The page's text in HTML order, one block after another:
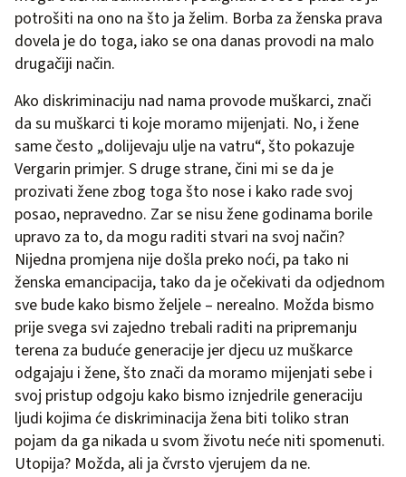
potrošiti na ono na što ja želim. Borba za ženska prava
dovela je do toga, iako se ona danas provodi na malo
drugačiji način.
Ako diskriminaciju nad nama provode muškarci, znači
da su muškarci ti koje moramo mijenjati. No, i žene
same često „dolijevaju ulje na vatru“, što pokazuje
Vergarin primjer. S druge strane, čini mi se da je
prozivati žene zbog toga što nose i kako rade svoj
posao, nepravedno. Zar se nisu žene godinama borile
upravo za to, da mogu raditi stvari na svoj način?
Nijedna promjena nije došla preko noći, pa tako ni
ženska emancipacija, tako da je očekivati da odjednom
sve bude kako bismo željele – nerealno. Možda bismo
prije svega svi zajedno trebali raditi na pripremanju
terena za buduće generacije jer djecu uz muškarce
odgajaju i žene, što znači da moramo mijenjati sebe i
svoj pristup odgoju kako bismo iznjedrile generaciju
ljudi kojima će diskriminacija žena biti toliko stran
pojam da ga nikada u svom životu neće niti spomenuti.
Utopija? Možda, ali ja čvrsto vjerujem da ne.